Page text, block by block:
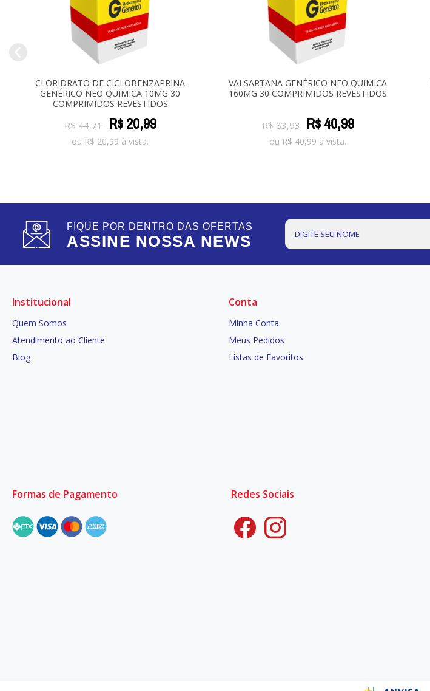
CLORIDRATO DE CICLOBENZAPRINA
GENÉRICO NEO QUIMICA 10MG 30
COMPRIMIDOS REVESTIDOS
R$44,71 R$20,99
ou R$ 20,99 à vista.
VALSARTANA GENÉRICO NEO QUIMICA
160MG 30 COMPRIMIDOS REVESTIDOS
R$83,93 R$40,99
ou R$ 40,99 à vista.
FIQUE POR DENTRO DAS OFERTAS
ASSINE NOSSA NEWS
Institucional
Quem Somos
Atendimento ao Cliente
Blog
Conta
Minha Conta
Meus Pedidos
Listas de Favoritos
Formas de Pagamento Redes Sociais